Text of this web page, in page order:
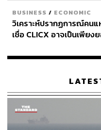
BUSINESS / ECONOMIC
วิเคราะห์ปรากฏการณ์คน
เชื่อ CLICX อาจเป็นเพียง
เรือนไทยที่ถูกซุกไว้